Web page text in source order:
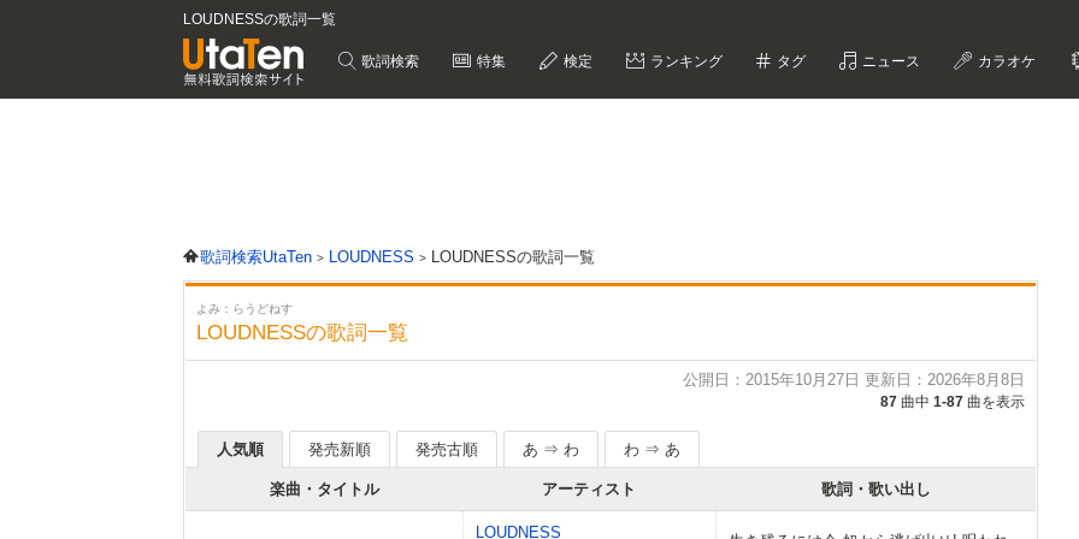
LOUDNESSの歌詞一覧
歌詞検索 特集 検定 ランキング タグ ニュース カラオケ
歌詞検索UtaTen LOUDNESS LOUDNESSの歌詞一覧
よみ：らうどねす
LOUDNESSの歌詞一覧
公開日：2015年10月27日 更新日：2026年8月8日
87 曲中 1-87 曲を表示
人気順 発売新順 発売古順 あ ⇒ わ わ ⇒ あ
楽曲・タイトル アーティスト 歌詞・歌い出し
LOUDNESS